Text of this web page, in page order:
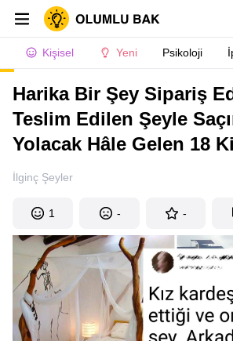
Kişisel Yeni Psikoloji
Harika Bir Şey Sipariş
Teslim Edilen Şeyle
Yolacak Hâle Gelen 18
İlginç Şeyler
1 - -